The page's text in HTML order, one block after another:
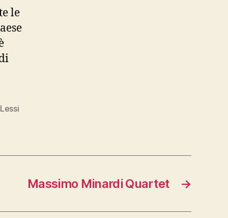
le
→
Massimo Minardi Quartet